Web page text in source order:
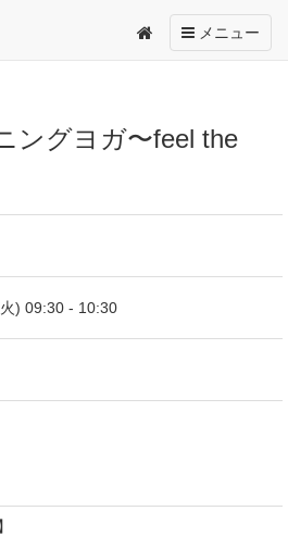
Toggle
navigation
メニュー
ングヨガ〜feel the
) 09:30 - 10:30